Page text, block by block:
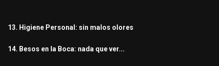
13. Higiene Personal: sin malos olores
14. Besos en la Boca: nada que ver...